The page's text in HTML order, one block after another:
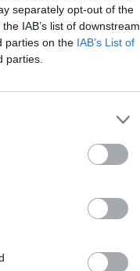
separately opt-out of the
IAB’s list of downstream
parties on the IAB’s List of
parties.